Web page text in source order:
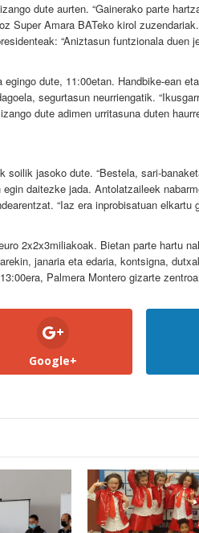
dute aurten. “Gainerako parte
Super Amara BATeko kirol
“Aniztasun funtzionala duen
dute, 11:00etan. Handbike-ean
segurtasun neurriengatik.
dute adimen urritasuna duten
jasoko dute. “Bestela, sari-
daitezke jada. Antolatzaileek
“Iaz era inprobisatuan elkartu
2x2x3miliakoak. Bietan parte hartu
janaria eta edaria, kontsigna,
Palmera Montero gizarte
Google+